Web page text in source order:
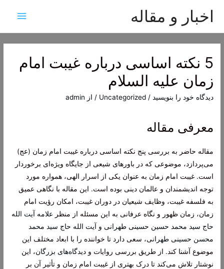
اخبار و مقاله
اصلی
5 نکته اساسی درباره غیبت امام
زمان علیه السلام
دیدگاه‌ خود را بنویسید /
Uncategorized / از admin
معرفی مقاله
مقاله حاضر به بررسی پنج نکته اساسی درباره غیبت امام زمان (عج)
می‌پردازد، موضوعی که در باورهای شیعی از جایگاه ویژه‌ای برخوردار
است. غیبت امام زمان به عنوان یکی از اسرار الهی، همواره مورد
توجه اندیشمندان و عالمان دینی بوده است. این مقاله با نگاهی عمیق
به فلسفه غیبت، وظایف شیعیان در دوران غیبت، امکان رؤیت امام
زمان، زمان ظهور و نگاه عرفانی به این مسئله از منظر علامه آیت الله
حاج سید محمد حسین حسینی طهرانی و آیت الله حاج سید محمد
محسن حسینی طهرانی، سعی دارد تا خواننده را با ابعاد مختلف این
موضوع آشنا کند. از طریق بررسی روایات ودیدگاه‌های بزرگان، این
نوشتار تلاش می‌کند تا درک بهتری از غیبت امام زمان و تأثیر آن بر